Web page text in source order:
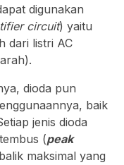
digunakan
circuit) yaitu
dari listri AC
dioda pun
baik
jenis dioda
(peak
maksimal yang